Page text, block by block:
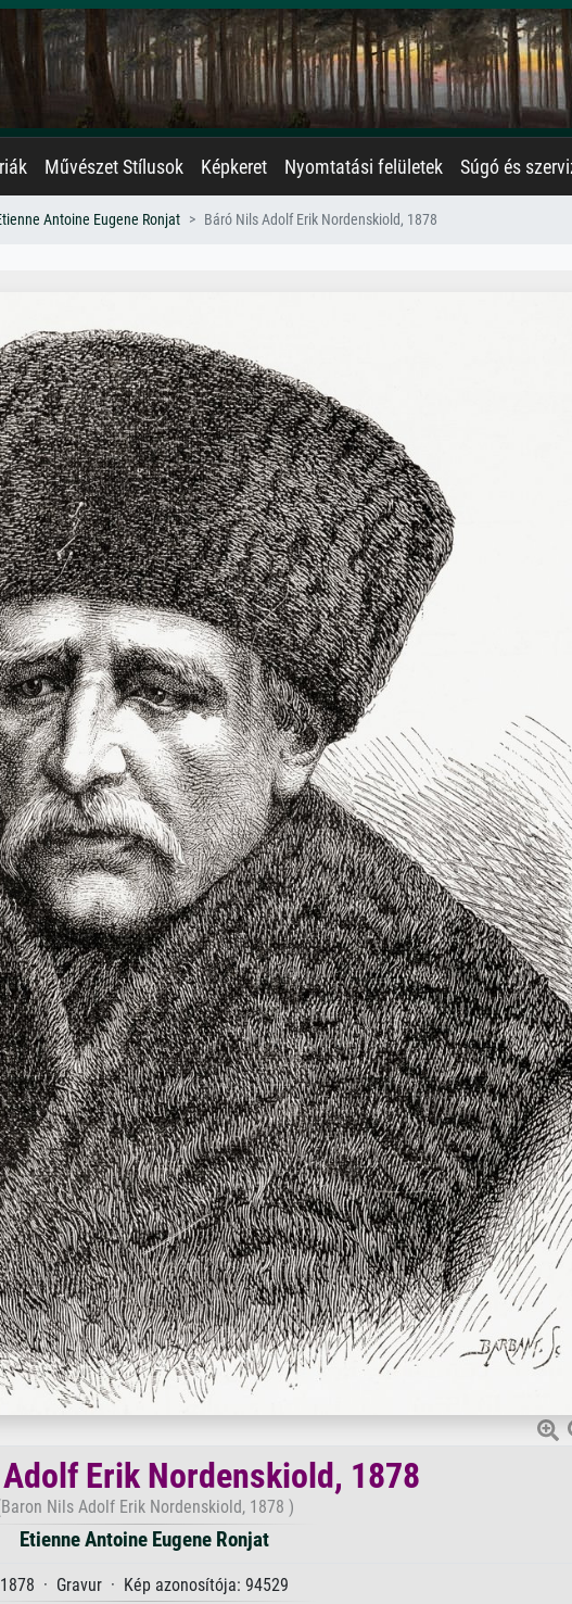
Művészet Stílusok Képkeret Nyomtatási felületek Súgó és
Antoine Eugene Ronjat Báró Nils Adolf Erik Nordenskiold, 1878
Erik Nordenskiold, 1878
Nils Adolf Erik Nordenskiold, 1878 )
Etienne Antoine Eugene Ronjat
1878 · Gravur · Kép azonosítója: 94529